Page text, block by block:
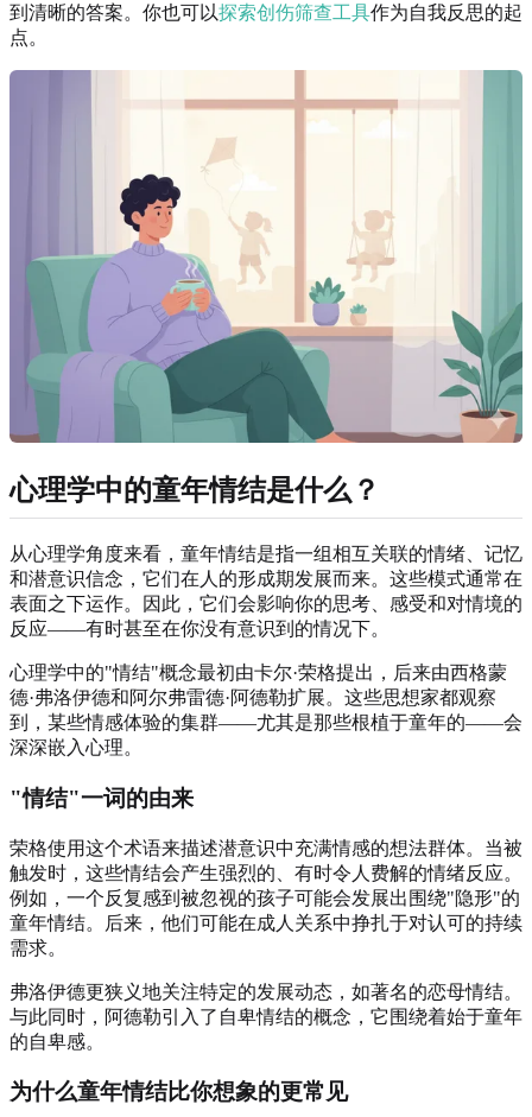
到清晰的答案。你也可以探索创伤筛查工具作为自我反思的起
点。
心理学中的童年情结是什么？
从心理学角度来看，童年情结是指一组相互关联的情绪、记忆
和潜意识信念，它们在人的形成期发展而来。这些模式通常在
表面之下运作。因此，它们会影响你的思考、感受和对情境的
反应——有时甚至在你没有意识到的情况下。
心理学中的"情结"概念最初由卡尔·荣格提出，后来由西格蒙
德·弗洛伊德和阿尔弗雷德·阿德勒扩展。这些思想家都观察
到，某些情感体验的集群——尤其是那些根植于童年的——会
深深嵌入心理。
"情结"一词的由来
荣格使用这个术语来描述潜意识中充满情感的想法群体。当被
触发时，这些情结会产生强烈的、有时令人费解的情绪反应。
例如，一个反复感到被忽视的孩子可能会发展出围绕"隐形"的
童年情结。后来，他们可能在成人关系中挣扎于对认可的持续
需求。
弗洛伊德更狭义地关注特定的发展动态，如著名的恋母情结。
与此同时，阿德勒引入了自卑情结的概念，它围绕着始于童年
的自卑感。
为什么童年情结比你想象的更常见